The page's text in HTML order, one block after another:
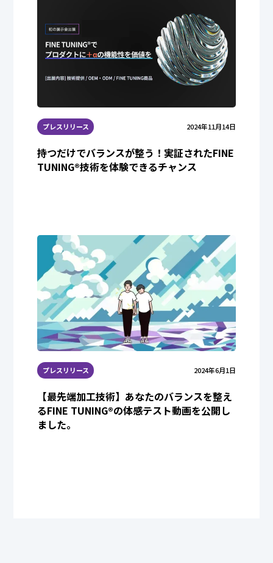
プレスリリース 2024年11月14日
持つだけでバランスが整う！実証されたFINE
TUNING®︎技術を体験できるチャンス
プレスリリース 2024年6月1日
【最先端加工技術】あなたのバランスを整え
るFINE TUNING®︎の体感テスト動画を公開し
ました。